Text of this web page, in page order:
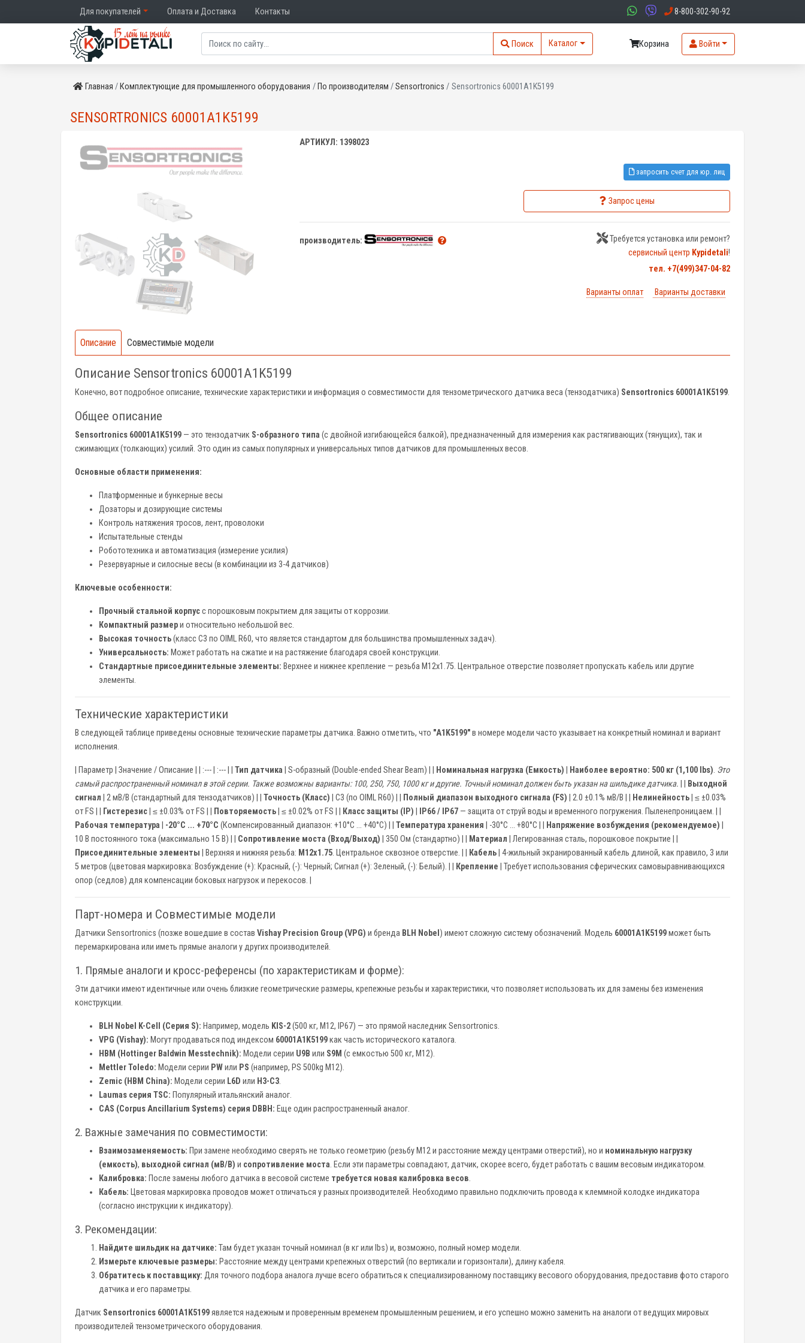
Для покупателей Оплата и Доставка Контакты 8-800-302-90-92
Поиск Каталог Корзина Войти
Главная Комплектующие для промышленного оборудования По производителям Sensortronics Sensortronics 60001A1K5199
SENSORTRONICS 60001A1K5199
АРТИКУЛ: 1398023
запросить счет для юр. лиц
Запрос цены
производитель:
Требуется установка или ремонт?
сервисный центр Kypidetali!
тел. +7(499)347-04-82
Варианты оплат Варианты доставки
Описание Совместимые модели
Описание Sensortronics 60001A1K5199
Конечно, вот подробное описание, технические характеристики и информация о совместимости для тензометрического датчика веса (тензодатчика) Sensortronics 60001A1K5199.
Общее описание
Sensortronics 60001A1K5199 — это тензодатчик S-образного типа (с двойной изгибающейся балкой), предназначенный для измерения как растягивающих (тянущих), так и
сжимающих (толкающих) усилий. Это один из самых популярных и универсальных типов датчиков для промышленных весов.
Основные области применения:
Платформенные и бункерные весы
Дозаторы и дозирующие системы
Контроль натяжения тросов, лент, проволоки
Испытательные стенды
Робототехника и автоматизация (измерение усилия)
Резервуарные и силосные весы (в комбинации из 3-4 датчиков)
Ключевые особенности:
Прочный стальной корпусс порошковым покрытием для защиты от коррозии.
Компактный размери относительно небольшой вес.
Высокая точность(класс C3 по OIML R60, что является стандартом для большинства промышленных задач).
Универсальность: Может работать на сжатие и на растяжение благодаря своей конструкции.
Стандартные присоединительные элементы: Верхнее и нижнее крепление — резьба М12х1.75. Центральное отверстие позволяет пропускать кабель или другие
элементы.
Технические характеристики
В следующей таблице приведены основные технические параметры датчика. Важно отметить, что "A1K5199"в номере модели часто указывает на конкретный номинал и вариант
исполнения.
| Параметр | Значение / Описание | | :--- | :--- | | Тип датчика | S-образный (Double-ended Shear Beam) | | Номинальная нагрузка (Емкость) Наиболее вероятно: 500 кг (1,100 lbs). Это
самый распространенный номинал в этой серии. Также возможны варианты: 100, 250, 750, 1000 кг и другие. Точный номинал должен быть указан на шильдике датчика.
Выходной
сигнал | 2 мВ/В (стандартный для тензодатчиков) | | Точность (Класс) | C3 (по OIML R60) | | Полный диапазон выходного сигнала (FS) | 2.0 ±0.1% мВ/В | | Нелинейность | ≤ ±0.03%
от FS | |
Гистерезис | ≤ ±0.03% от FS | | Повторяемость | ≤ ±0.02% от FS | | Класс защиты (IP) IP66 / IP67 — защита от струй воды и временного погружения. Пыленепроницаем. | |
Рабочая температура
-20°C ... +70°C (Компенсированный диапазон: +10°C ... +40°C) | | Температура хранения | -30°C ... +80°C | | Напряжение возбуждения (рекомендуемое)
10 В постоянного тока (максимально 15 В) | | Сопротивление моста (Вход/Выход) | 350 Ом (стандартно) | | Материал | Легированная сталь, порошковое покрытие | |
Присоединительные элементы | Верхняя и нижняя резьба: М12х1.75. Центральное сквозное отверстие. | | Кабель | 4-жильный экранированный кабель длиной, как правило, 3 или
5 метров (цветовая маркировка: Возбуждение (+): Красный, (-): Черный; Сигнал (+): Зеленый, (-): Белый). | |
Крепление | Требует использования сферических самовыравнивающихся
опор (седлов) для компенсации боковых нагрузок и перекосов. |
Парт-номера и Совместимые модели
Датчики Sensortronics (позже вошедшие в состав Vishay Precision Group (VPG) и бренда BLH Nobel ) имеют сложную систему обозначений. Модель 60001A1K5199может быть
перемаркирована или иметь прямые аналоги у других производителей.
1. Прямые аналоги и кросс-референсы (по характеристикам и форме):
Эти датчики имеют идентичные или очень близкие геометрические размеры, крепежные резьбы и характеристики, что позволяет использовать их для замены без изменения
конструкции.
BLH Nobel K-Cell (Серия S): Например, модель KIS-2(500 кг, M12, IP67) — это прямой наследник Sensortronics.
VPG (Vishay): Могут продаваться под индексом 60001A1K5199как часть исторического каталога.
HBM (Hottinger Baldwin Messtechnik): Модели серии U9B или S9M (с емкостью 500 кг, M12).
Mettler Toledo: Модели серии PWили PS (например, PS 500kg M12).
Zemic (HBM China): Модели серии L6D или H3-C3.
Laumas серия TSC: Популярный итальянский аналог.
CAS (Corpus Ancillarium Systems) серия DBBH: Еще один распространенный аналог.
2. Важные замечания по совместимости:
Взаимозаменяемость: При замене необходимо сверять не только геометрию (резьбу М12 и расстояние между центрами отверстий), но и номинальную нагрузку
(емкость), выходной сигнал (мВ/В) и сопротивление моста. Если эти параметры совпадают, датчик, скорее всего, будет работать с вашим весовым индикатором.
Калибровка: После замены любого датчика в весовой системе требуется новая калибровка весов.
Кабель: Цветовая маркировка проводов может отличаться у разных производителей. Необходимо правильно подключить провода к клеммной колодке индикатора
(согласно инструкции к индикатору).
3. Рекомендации:
Найдите шильдик на датчике: Там будет указан точный номинал (в кг или lbs) и, возможно, полный номер модели.
Измерьте ключевые размеры: Расстояние между центрами крепежных отверстий (по вертикали и горизонтали), длину кабеля.
Обратитесь к поставщику: Для точного подбора аналога лучше всего обратиться к специализированному поставщику весового оборудования, предоставив фото старого
датчика и его параметры.
Датчик Sensortronics 60001A1K5199является надежным и проверенным временем промышленным решением, и его успешно можно заменить на аналоги от ведущих мировых
производителей тензометрического оборудования.